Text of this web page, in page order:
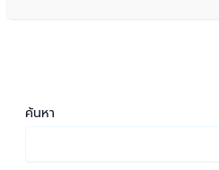
ค้นหา